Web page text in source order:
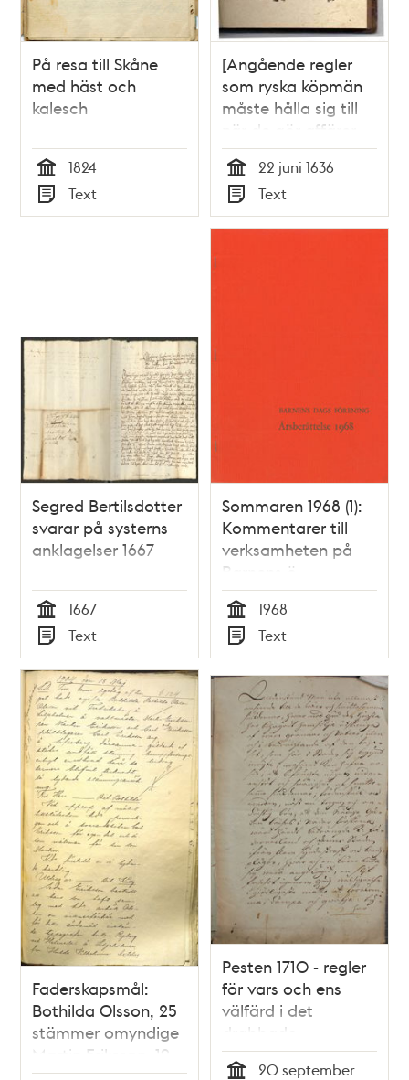
På resa till Skåne
med häst och
kalesch
Tid
1824
Typ
Text
[Angående regler
som ryska köpmän
måste hålla sig till
när de gör affärer
med sina svenska
kollegor] Ordning,
hwar efter the ryske
köpmän som här i
ordinantier att
framfarne konungar
stadgade
Tid
22 juni 1636
Typ
Text
Segred Bertilsdotter
svarar på systerns
anklagelser 1667
Tid
1667
Typ
Text
Sommaren 1968 (1):
Kommentarer till
verksamheten på
Barnens ö
Tid
1968
Typ
Text
Faderskapsmål:
Bothilda Olsson, 25
stämmer omyndige
Martin Eriksson, 19
Pesten 1710 - regler
för vars och ens
välfärd i det
drabbade
Stockholm
20 september